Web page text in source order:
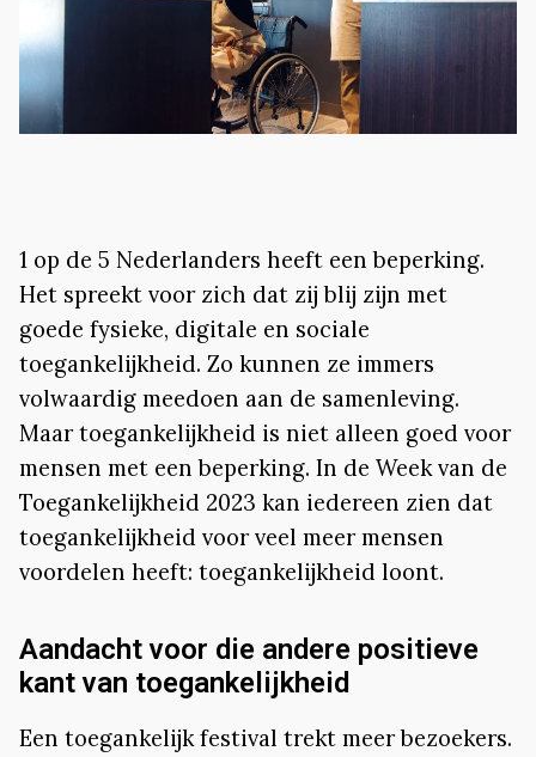
1 op de 5 Nederlanders heeft een beperking.
Het spreekt voor zich dat zij blij zijn met
goede fysieke, digitale en sociale
toegankelijkheid. Zo kunnen ze immers
volwaardig meedoen aan de samenleving.
Maar toegankelijkheid is niet alleen goed voor
mensen met een beperking. In de Week van de
Toegankelijkheid 2023 kan iedereen zien dat
toegankelijkheid voor veel meer mensen
voordelen heeft: toegankelijkheid loont.
Aandacht voor die andere positieve
kant van toegankelijkheid
Een toegankelijk festival trekt meer bezoekers.